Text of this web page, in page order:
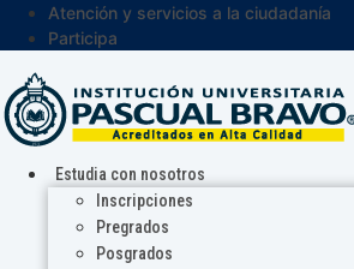
Atención y servicios a la ciudadanía
Participa
Estudia con nosotros
Inscripciones
Pregrados
Posgrados